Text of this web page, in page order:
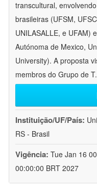
transcultural,
brasileiras (UFSM,
UNILASALLE, e UFAM)
Autónoma de Mexico,
University). A proposta
membros do Grupo de T
Instituição/UF/País:
RS - Brasil
Vigência: Tue Jan 16
00:00:00 BRT 2027